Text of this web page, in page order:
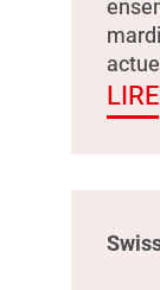
LIRE